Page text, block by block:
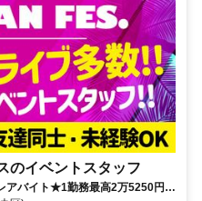
のイベントスタッフ
アバイト★1勤務最高2万5250円＆